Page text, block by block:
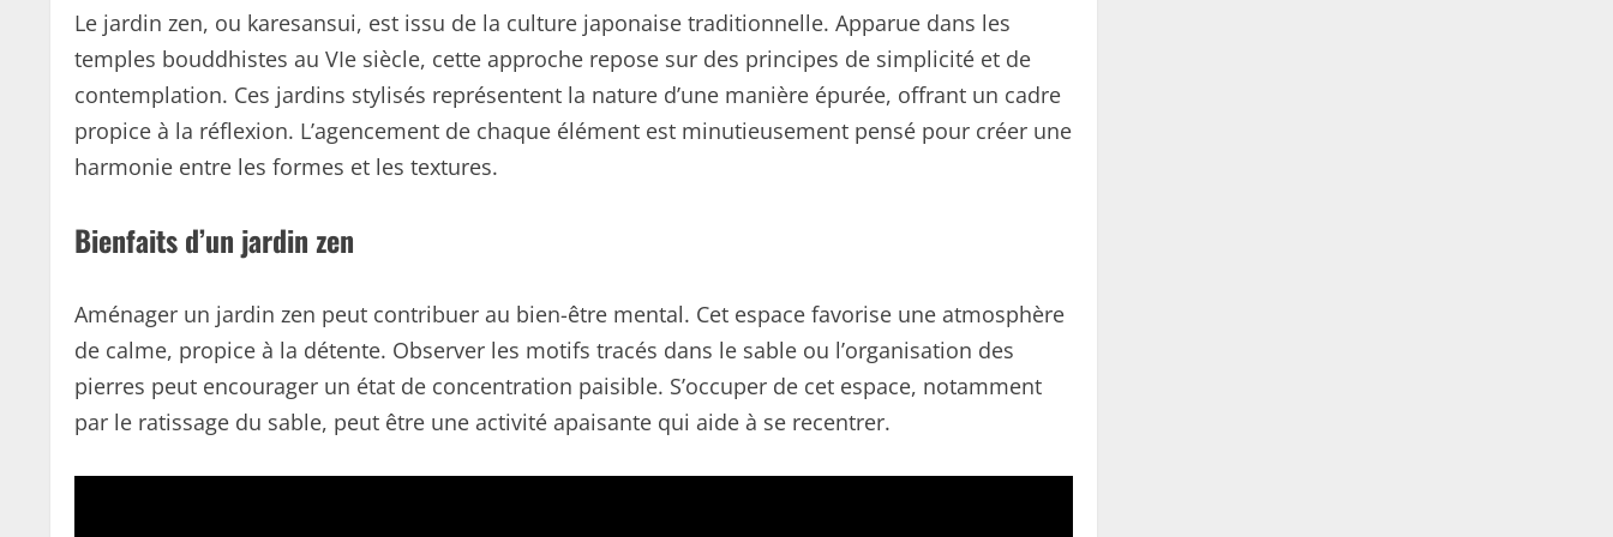
Le jardin zen, ou karesansui, est issu de la culture japonaise traditionnelle. Apparue dans les
temples bouddhistes au VIe siècle, cette approche repose sur des principes de simplicité et de
contemplation. Ces jardins stylisés représentent la nature d’une manière épurée, offrant un cadre
propice à la réflexion. L’agencement de chaque élément est minutieusement pensé pour créer une
harmonie entre les formes et les textures.
Bienfaits d’un jardin zen
Aménager un jardin zen peut contribuer au bien-être mental. Cet espace favorise une atmosphère
de calme, propice à la détente. Observer les motifs tracés dans le sable ou l’organisation des
pierres peut encourager un état de concentration paisible. S’occuper de cet espace, notamment
par le ratissage du sable, peut être une activité apaisante qui aide à se recentrer.